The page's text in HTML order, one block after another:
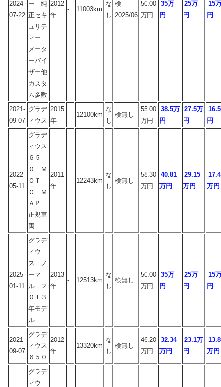
2024-
07-22
ー 純
正セキ
ュリテ
ィー
メータ
ーバイ
ザー他
カスタ
ム多数
2012
年
- 11003km
な
し
検
2025/06
50.00
万円
35万
円
25万
円
15万
円
2021-
09-07
グラデ
ィウス
2015
年
- 12100km
な
し
検無し
55.00
万円
38.5万
円
27.5万
円
円
2022-
05-11
グラデ
ィウス
６５
０ Ｍ
ＯＴ
Ｏ Ｍ
ＡＰ
正規車
両
2011
年
- 12243km
な
し
検無し
58.30
万円
40.81
万円
29.15
万円
万円
2025-
01-11
グラデ
ィウ
ス ノ
ーマ
ル ２
０１３
年モデ
ル
2013
年
- 12513km
な
し
検無し
50.00
万円
35万
円
25万
円
15万
円
2021-
09-07
グラデ
ィウス
６５０
2012
年
- 13320km
な
し
検無し
46.20
万円
32.34
万円
23.1万
円
万円
グラデ
ィウ